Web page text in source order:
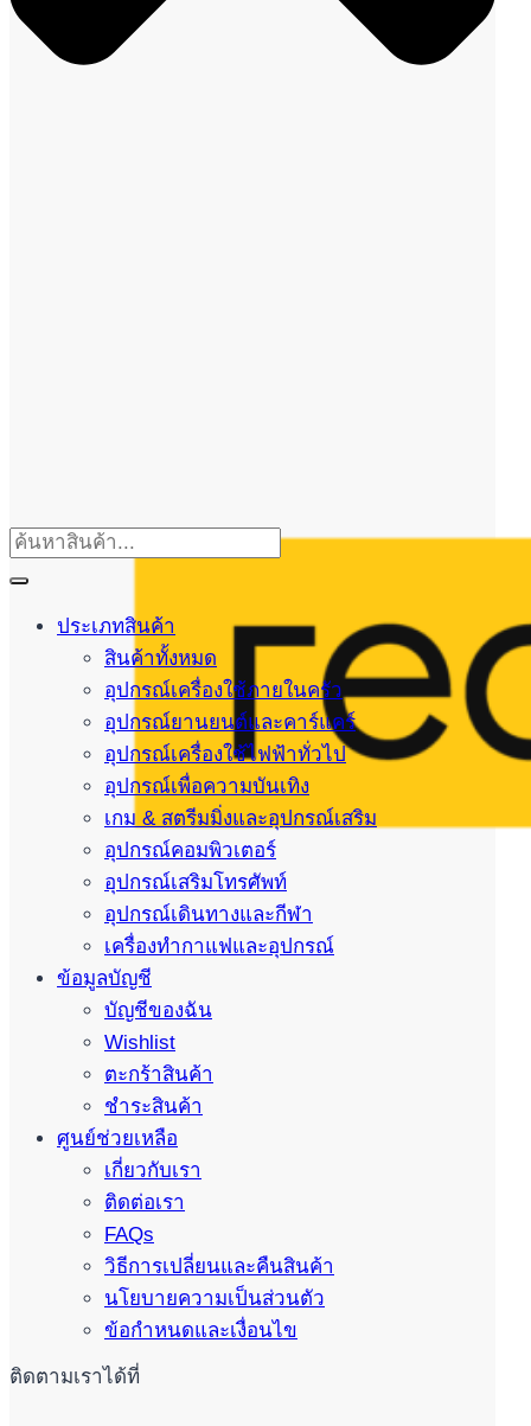
ประเภทสินค้า
สินค้าทั้งหมด
อุปกรณ์เครื่องใช้ภายในครัว
อุปกรณ์ยานยนต์และคาร์แคร์
อุปกรณ์เครื่องใช้ไฟฟ้าทั่วไป
อุปกรณ์เพื่อความบันเทิง
เกม & สตรีมมิ่งและอุปกรณ์เสริม
อุปกรณ์คอมพิวเตอร์
อุปกรณ์เสริมโทรศัพท์
อุปกรณ์เดินทางและกีฬา
เครื่องทำกาแฟและอุปกรณ์
ข้อมูลบัญชี
บัญชีของฉัน
Wishlist
ตะกร้าสินค้า
ชำระสินค้า
ศูนย์ช่วยเหลือ
เกี่ยวกับเรา
ติดต่อเรา
FAQs
วิธีการเปลี่ยนและคืนสินค้า
นโยบายความเป็นส่วนตัว
ข้อกำหนดและเงื่อนไข
ติดตามเราได้ที่